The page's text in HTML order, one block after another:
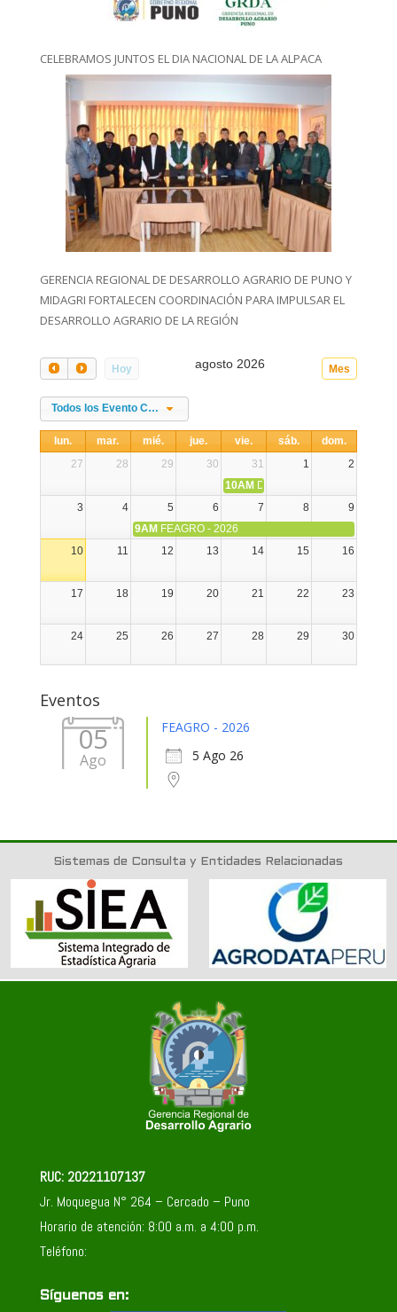
CELEBRAMOS JUNTOS EL DIA NACIONAL DE LA ALPACA
GERENCIA REGIONAL DE DESARROLLO AGRARIO DE PUNO Y
MIDAGRI FORTALECEN COORDINACIÓN PARA IMPULSAR EL
DESARROLLO AGRARIO DE LA REGIÓN
Hoy Mes
agosto 2026
Todos los Evento Categories
lun. mar. mié. jue. vie. sáb.
dom.
27
28 29 30 31 1
2
10AM DIA NACIONAL DE LA
3
4 5 6 7 8
9
9AM FEAGRO - 2026
10
11 12 13 14 15 16
17 18 19 20 21 22 23
24 25 26 27 28 29 30
Eventos
05
Ago
FEAGRO - 2026
5 Ago 26
Sistemas de Consulta y Entidades Relacionadas
RUC: 20221107137
Jr. Moquegua N° 264 – Cercado – Puno
Horario de atención: 8:00 a.m. a 4:00 p.m.
Teléfono:
Síguenos en: